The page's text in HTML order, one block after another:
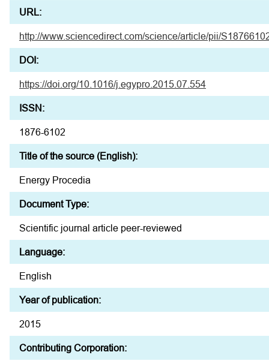
URL:
http://www.sciencedirect.com/science/article/pii/
DOI:
https://doi.org/10.1016/j.egypro.2015.07.554
ISSN:
1876-6102
Title of the source (English):
Energy Procedia
Document Type:
Scientific journal article peer-reviewed
Language:
English
Year of publication:
2015
Contributing Corporation: